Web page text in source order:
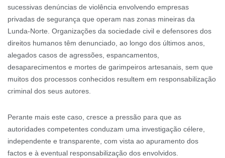
sucessivas denúncias de violência envolvendo empresas
privadas de segurança que operam nas zonas mineiras da
Lunda-Norte. Organizações da sociedade civil e defensores dos
direitos humanos têm denunciado, ao longo dos últimos anos,
alegados casos de agressões, espancamentos,
desaparecimentos e mortes de garimpeiros artesanais, sem que
muitos dos processos conhecidos resultem em responsabilização
criminal dos seus autores.
Perante mais este caso, cresce a pressão para que as
autoridades competentes conduzam uma investigação célere,
independente e transparente, com vista ao apuramento dos
factos e à eventual responsabilização dos envolvidos.